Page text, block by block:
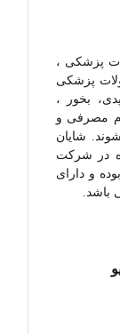
پزشکی ،
پزشکی
بخور ،
مصرفی و
شایان
در شرکت
و دارای
باشد.